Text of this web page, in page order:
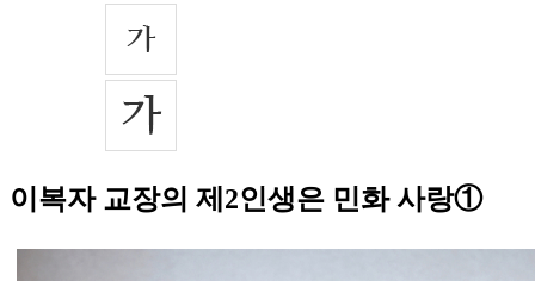
이복자 교장의 제2인생은 민화 사랑①